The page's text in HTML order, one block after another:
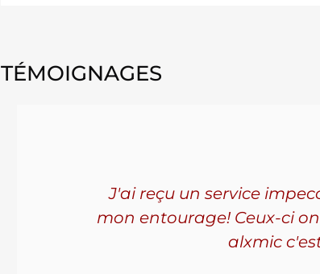
TÉMOIGNAGES
J'ai reçu un service
mon entourage! Ceux-ci
alxmic